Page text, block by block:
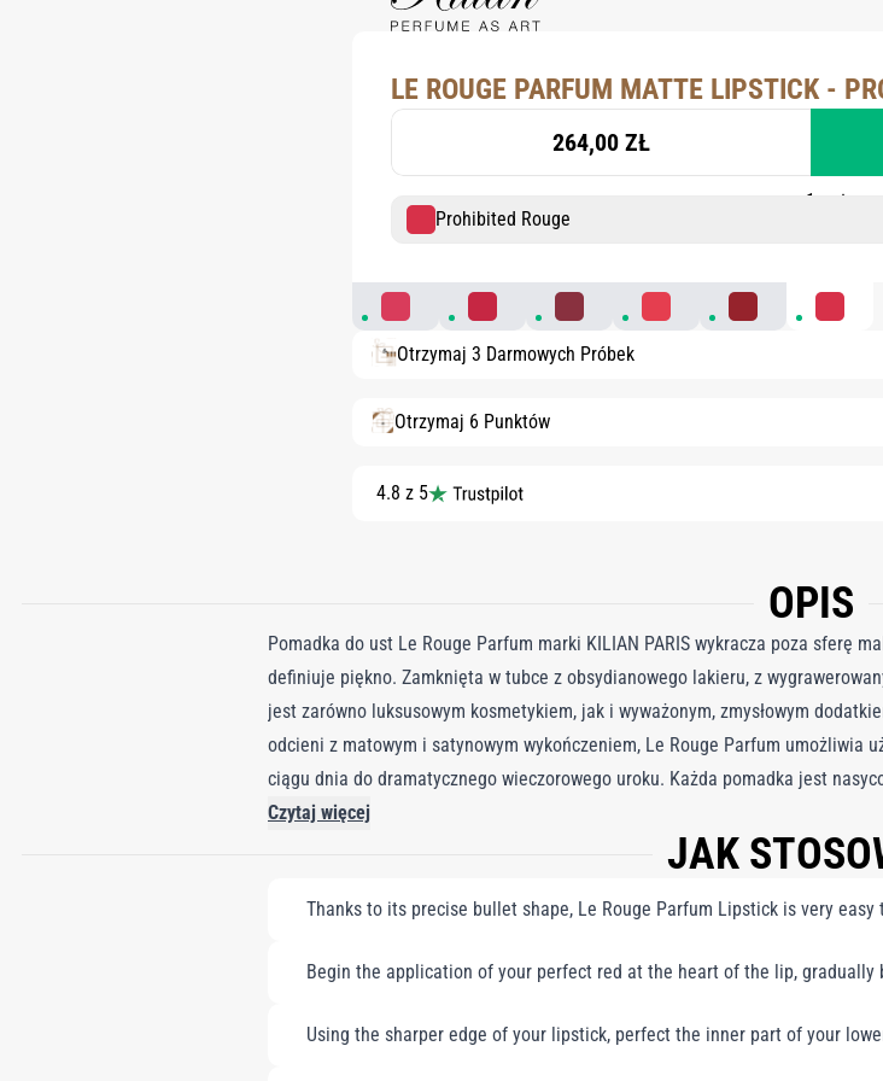
LE ROUGE PARFUM MATTE LIPSTICK -
264,00 ZŁ
Prohibited Rouge
Aphrodisiac RougeDangerous Rouge
Devil RougeHeaven RougeIntoxicated Rouge
Otrzymaj 3 Darmowych Próbek
Otrzymaj 6 Punktów
4.8 z 5
OPIS
Pomadka do ust Le Rouge Parfum marki KILIAN PARIS wykracza poza sferę
definiuje piękno. Zamknięta w tubce z obsydianowego lakieru, z
jest zarówno luksusowym kosmetykiem, jak i wyważonym, zmysłowym
odcieni z matowym i satynowym wykończeniem, Le Rouge Parfum umożliwia
ciągu dnia do dramatycznego wieczorowego uroku. Każda pomadka jest
gourmand, otulającym zmysły nutami kwiatu pomarańczy, prawoślazu,
żywych kolorów o wysokiej rozdzielczości, jego bogata w wilgoć konsystencja
którzy szukają uroku od świtu do zmierzchu. Kultowe czerwone odcienie
Czytaj więcej
JAK
Thanks to its precise bullet shape, Le Rouge Parfum Lipstick is very
Begin the application of your perfect red at the heart of the lip,
Using the sharper edge of your lipstick, perfect the inner part of your